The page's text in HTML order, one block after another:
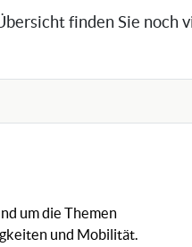
finden Sie noch
um die Themen
und Mobilität.